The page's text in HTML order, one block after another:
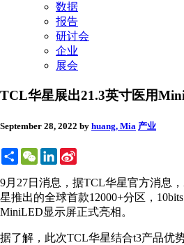
数据
报告
研讨会
企业
展会
TCL华星展出21.3英寸医用
September 28, 2022 by huang, Mia 产业
ShareWeChatLinkedIn
9月27日消息，据TCL华星官方消息
星推出的全球首款12000+分区，
MiniLED显示屏正式亮相。
据了解，此次TCL华星结合t3产品优